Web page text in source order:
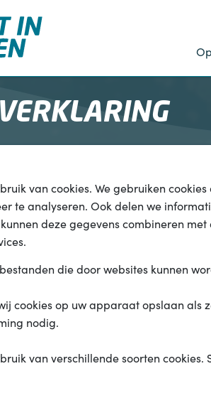
van cookies. We gebruiken
te analyseren. Ook delen we
deze gegevens combineren
die door websites kunnen
cookies op uw apparaat opslaan als
nodig.
van verschillende soorten